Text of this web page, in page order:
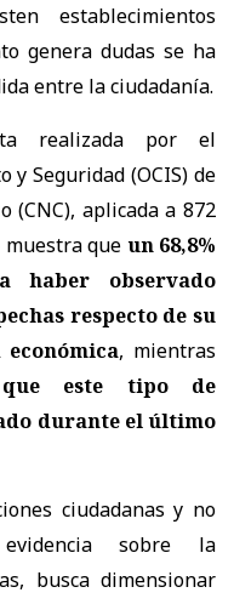
establecimientos
genera dudas se ha
entre la ciudadanía.
realizada por el
y Seguridad (OCIS) de
(CNC), aplicada a 872
muestra que un 68,8%
haber observado
respecto de su
, mientras
que este tipo de
durante el último
ciudadanas y no
evidencia sobre la
busca dimensionar